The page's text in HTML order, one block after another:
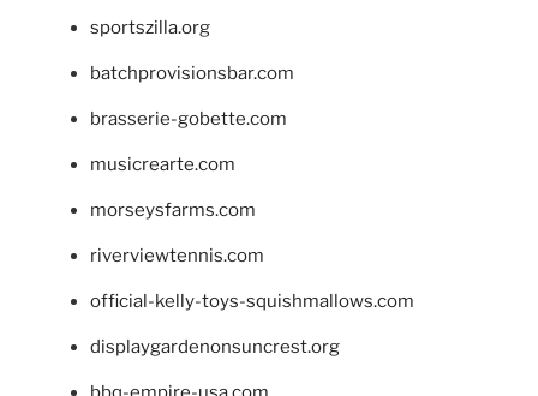
sportszilla.org
batchprovisionsbar.com
brasserie-gobette.com
musicrearte.com
morseysfarms.com
riverviewtennis.com
official-kelly-toys-squishmallows.com
displaygardenonsuncrest.org